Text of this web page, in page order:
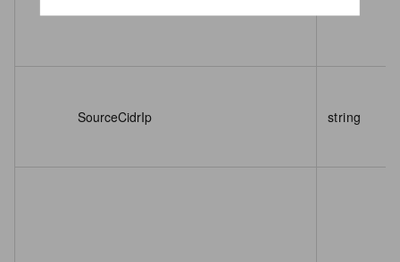
SourceCidrIp string